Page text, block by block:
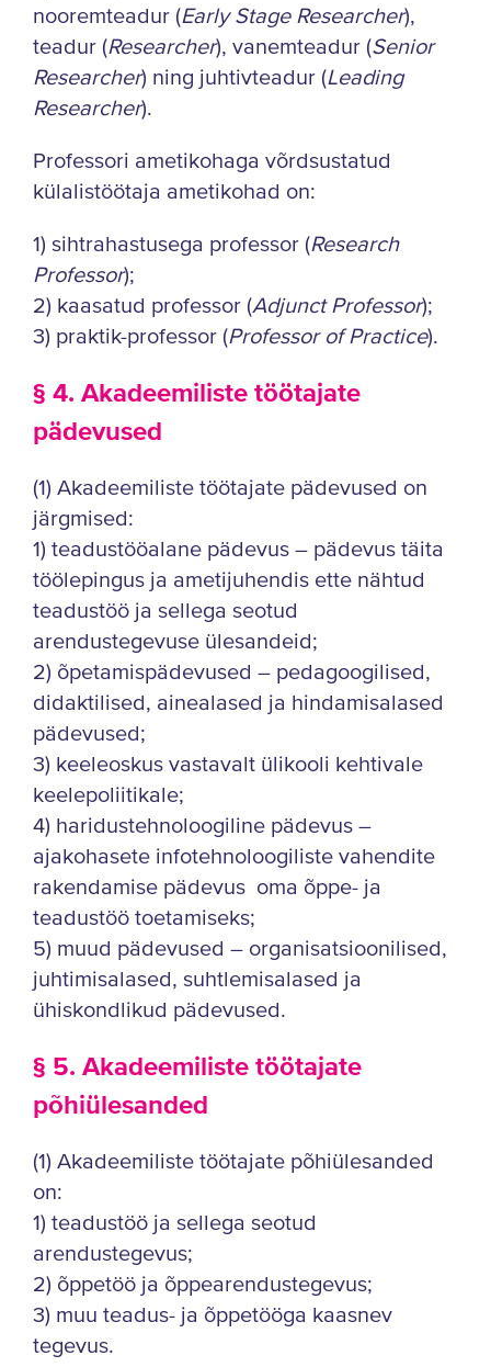
nooremteadur (Early Stage Researcher),
teadur (Researcher), vanemteadur (Senior
Researcher) ning juhtivteadur (Leading
Researcher).
Professori ametikohaga võrdsustatud
külalistöötaja ametikohad on:
1) sihtrahastusega professor (Research
Professor);
2) kaasatud professor (Adjunct Professor);
3) praktik-professor (Professor of Practice).
§ 4. Akadeemiliste töötajate
pädevused
(1) Akadeemiliste töötajate pädevused on
järgmised:
1) teadustööalane pädevus – pädevus täita
töölepingus ja ametijuhendis ette nähtud
teadustöö ja sellega seotud
arendustegevuse ülesandeid;
2) õpetamispädevused – pedagoogilised,
didaktilised, ainealased ja hindamisalased
pädevused;
3) keeleoskus vastavalt ülikooli kehtivale
keelepoliitikale;
4) haridustehnoloogiline pädevus –
ajakohasete infotehnoloogiliste vahendite
rakendamise pädevus oma õppe- ja
teadustöö toetamiseks;
5) muud pädevused – organisatsioonilised,
juhtimisalased, suhtlemisalased ja
ühiskondlikud pädevused.
§ 5. Akadeemiliste töötajate
põhiülesanded
(1) Akadeemiliste töötajate põhiülesanded
on:
1) teadustöö ja sellega seotud
arendustegevus;
2) õppetöö ja õppearendustegevus;
3) muu teadus- ja õppetööga kaasnev
tegevus.